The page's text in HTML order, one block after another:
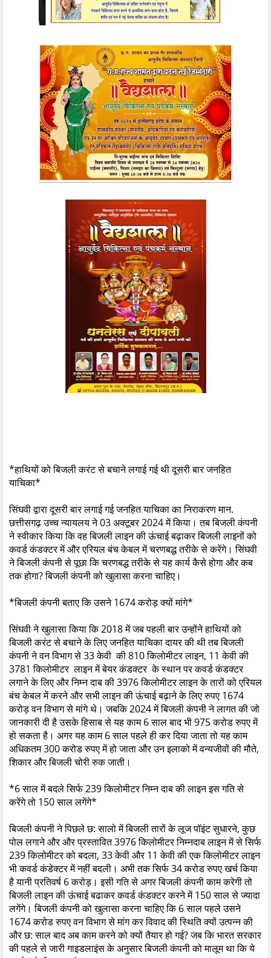
*हाथियों को बिजली करंट से बचाने लगाई गई थी दूसरी बार जनहित
याचिका*
सिंघवी द्वारा दूसरी बार लगाई गई जनहित याचिका का निराकरण मान.
छत्तीसगढ़ उच्च न्यायलय ने 03 अक्टूबर 2024 में किया। तब बिजली कंपनी
ने स्वीकार किया कि वह बिजली लाइन की ऊंचाई बढ़ाकर बिजली लाइनों को
कवर्ड कंडक्टर में और एरियल बंच केबल में चरणबद्ध तरीके से करेंगे। सिंघवी
ने बिजली कंपनी से पूछा कि चरणबद्ध तरीके से यह कार्य कैसे होगा और कब
तक होगा? बिजली कंपनी को खुलासा करना चाहिए।
*बिजली कंपनी बताए कि उसने 1674 करोड़ क्यों मांगे*
सिंघवी ने खुलासा किया कि 2018 में जब पहली बार उन्होंने हाथियों को
बिजली करंट से बचाने के लिए जनहित याचिका दायर की थी तब बिजली
कंपनी ने वन विभाग से 33 केवी की 810 किलोमीटर लाइन, 11 केवी की
3781 किलोमीटर लाइन में बेयर कंडक्टर के स्थान पर कवर्ड कंडक्टर
लगाने के लिए और निम्न दाब की 3976 किलोमीटर लाइन के तारों को एरियल
बंच केबल में करने और सभी लाइन की ऊंचाई बढ़ाने के लिए रुपए 1674
करोड़ वन विभाग से मांगे थे। जबकि 2024 में बिजली कंपनी ने लागत की जो
जानकारी दी है उसके हिसाब से यह काम 6 साल बाद भी 975 करोड रुपए में
हो सकता है। अगर यह काम 6 साल पहले ही कर दिया जाता तो यह काम
अधिकतम 300 करोड रुपए में हो जाता और उन इलाको में वन्यजीवों की मौते,
शिकार और बिजली चोरी रुक जाती।
*6 साल में बदले सिर्फ 239 किलोमीटर निम्न दाब की लाइन इस गति से
करेंगे तो 150 साल लगेंगे*
बिजली कंपनी ने पिछले छ: सालो में बिजली तारों के लूज पॉइंट सुधारने, कुछ
पोल लगाने और और प्रस्तावित 3976 किलोमीटर निम्नदाब लाइन में से सिर्फ
239 किलोमीटर को बदला, 33 केवी और 11 केवी की एक किलोमीटर लाइन
भी कवर्ड कंडेक्टर में नहीं बदली। अभी तक सिर्फ 34 करोड रुपए खर्च किया
है यानी प्रतिवर्ष 6 करोड़। इसी गति से अगर बिजली कंपनी काम करेगी तो
बिजली लाइन की ऊंचाई बढाकर कवर्ड कंडक्टर करने में 150 साल से ज्यादा
लगेंगे। बिजली कंपनी को खुलासा करना चाहिए कि 6 साल पहले उसने
1674 करोड रुपए वन विभाग से मांग कर विवाद की स्थिति क्यों उत्पन्न की
और छ: साल बाद अब काम करने को क्यों तैयार हो गई? जब कि भारत सरकार
की पहले से जारी गाइडलाइंस के अनुसार बिजली कंपनी को मालूम था कि ये